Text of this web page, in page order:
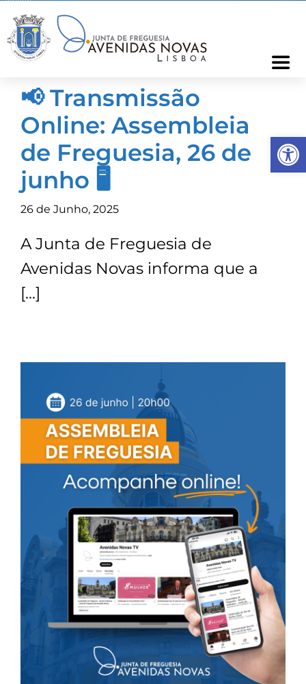
content
Freguesia
Cartão Freguês
Informações
Notícias
📢 Transmissão
Online: Assembleia
de Freguesia, 26 de
junho 🖥️
26 de Junho, 2025
A Junta de Freguesia de
Avenidas Novas informa que a
[…]